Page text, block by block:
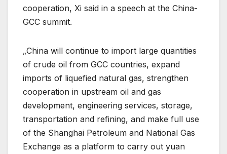
cooperation, Xi said in a speech at the China-
GCC summit.
„China will continue to import large quantities
of crude oil from GCC countries, expand
imports of liquefied natural gas, strengthen
cooperation in upstream oil and gas
development, engineering services, storage,
transportation and refining, and make full use
of the Shanghai Petroleum and National Gas
Exchange as a platform to carry out yuan